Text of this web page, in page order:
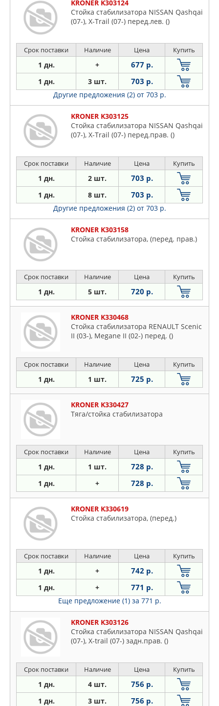
KRONER K303124
Стойка стабилизатора NISSAN Qashqai
(07-), X-Trail (07-) перед.лев. ()
Срок поставки Наличие Цена Купить
1 дн. + 677 р.
1 дн. 3 шт. 703 р.
Другие предложения (2) от 703 р.
KRONER K303125
Стойка стабилизатора NISSAN Qashqai
(07-), X-Trail (07-) перед.прав. ()
Срок поставки Наличие Цена Купить
1 дн. 2 шт. 703 р.
1 дн. 8 шт. 703 р.
Другие предложения (2) от 703 р.
KRONER K303158
Стойка стабилизатора, (перед. прав.)
Срок поставки Наличие Цена Купить
1 дн. 5 шт. 720 р.
KRONER K330468
Стойка стабилизатора RENAULT Scenic
II (03-), Megane II (02-) перед. ()
Срок поставки Наличие Цена Купить
1 дн. 1 шт. 725 р.
KRONER K330427
Тяга/стойка стабилизатора
Срок поставки Наличие Цена Купить
1 дн. 1 шт. 728 р.
1 дн. + 728 р.
KRONER K330619
Стойка стабилизатора, (перед.)
Срок поставки Наличие Цена Купить
1 дн. + 742 р.
1 дн. + 771 р.
Еще предложение (1) за 771 р.
KRONER K303126
Стойка стабилизатора NISSAN Qashqai
(07-), X-trail (07-) задн.прав. ()
Срок поставки Наличие Цена Купить
1 дн. 4 шт. 756 р.
1 дн. 3 шт. 756 р.